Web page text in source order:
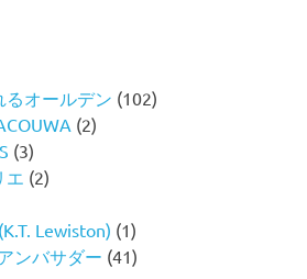
るオールデン (102)
(2)
(3)
エ (2)
Lewiston) (1)
ンバサダー (41)